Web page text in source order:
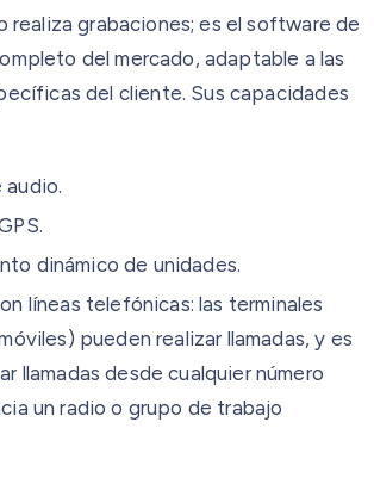
realiza grabaciones; es el software de
del mercado, adaptable a las
del cliente. Sus capacidades
audio.
dinámico de unidades.
líneas telefónicas: las terminales
pueden realizar llamadas, y es
llamadas desde cualquier número
un radio o grupo de trabajo